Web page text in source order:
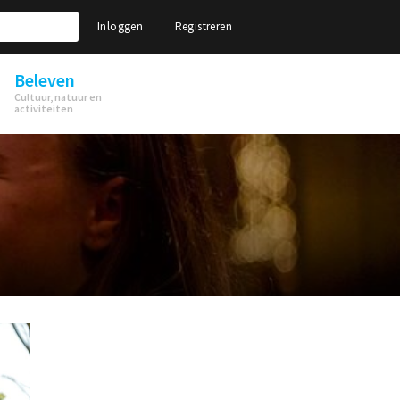
Inloggen Registreren
Beleven
Cultuur, natuur en
activiteiten